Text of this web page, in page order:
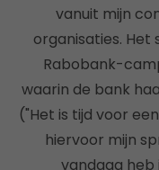
vanuit mijn
organisaties. Het
Rabobank-
waarin de bank
("Het is tijd voor
hiervoor mijn
vandaag heb